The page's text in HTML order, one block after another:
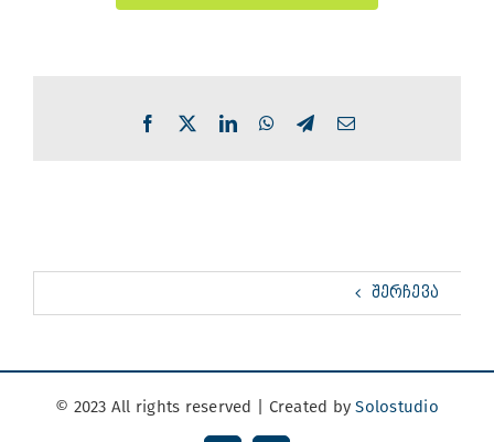
Facebook LinkedInWhatsApp
TelegramEmail
ᲨᲔᲠᲩᲔᲕᲐ
© 2023 All rights reserved | Created bySolostudio